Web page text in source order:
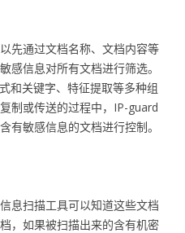
先通过文档名称、文档内容等
感信息对所有文档进行筛选。
和关键字、特征提取等多种组
制或传送的过程中，IP-guard
有敏感信息的文档进行控制。
息扫描工具可以知道这些文档
，如果被扫描出来的含有机密